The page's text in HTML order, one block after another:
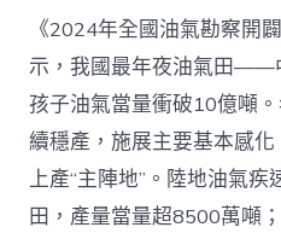
《2024年全國油氣勘察開
示，我國最年夜油氣田——
孩子油氣當量衝破10億噸
續穩產，施展主要基本感
上產“主陣地”。陸地油氣
田，產量當量超8500萬噸